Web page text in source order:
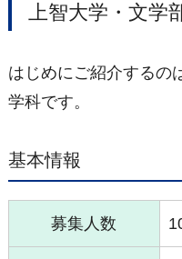
上智大学・文学
はじめにご紹介するの
学科です。
基本情報
募集人数